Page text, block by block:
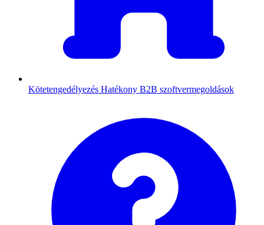
Kötetengedélyezés Hatékony B2B szoftvermegoldások